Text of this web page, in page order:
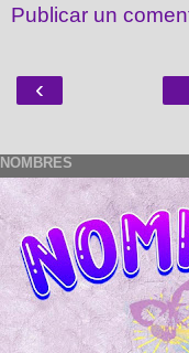
Publicar un
‹
NOMBRES